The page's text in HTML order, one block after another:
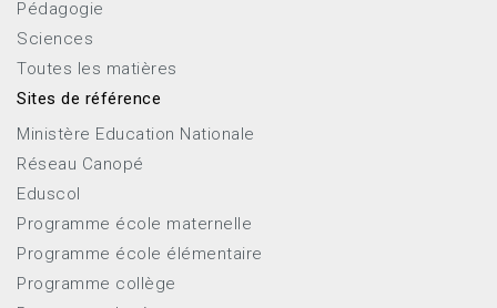
Pédagogie
Sciences
Toutes les matières
Sites de référence
Ministère Education Nationale
Réseau Canopé
Eduscol
Programme école maternelle
Programme école élémentaire
Programme collège